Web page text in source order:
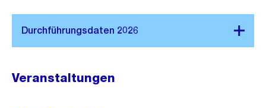
Veranstaltungen